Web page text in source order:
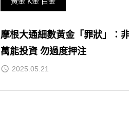
摩根大通細數黃金「罪狀」：
萬能投資 勿過度押注
2025.05.21